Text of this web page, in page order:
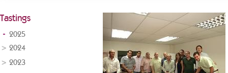
Tastings
2025
2024
2023